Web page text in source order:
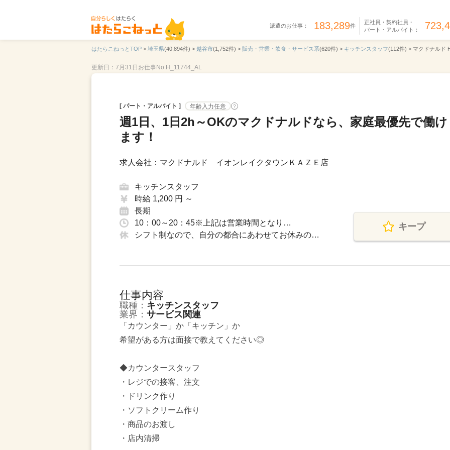
派遣のお仕事： 183,289件
正社員・契約社員・
パート・アルバイト：
はたらこねっとTOP > 埼玉県(40,894件) > 越谷市(1,752件) > 販売・営業・飲食・サービス系(620件) > キッチンスタッフ(112件) > マクドナルド
更新日：7月31日 お仕事No.H_11744_AL
[ パート・アルバイト ] 年齢入力任意 ?
週1日、1日2h～OKのマクドナルドなら、家庭最優先で働け
ます！
求人会社：マクドナルド イオンレイクタウンＫＡＺＥ店
キッチンスタッフ
時給 1,200 円 ～
長期
10：00～20：45※上記は営業時間となり…
シフト制なので、自分の都合にあわせてお休みの…
キープ
仕事内容
職種： キッチンスタッフ
業界： サービス関連
「カウンター」か「キッチン」か
希望がある方は面接で教えてください◎
◆カウンタースタッフ
・レジでの接客、注文
・ドリンク作り
・ソフトクリーム作り
・商品のお渡し
・店内清掃